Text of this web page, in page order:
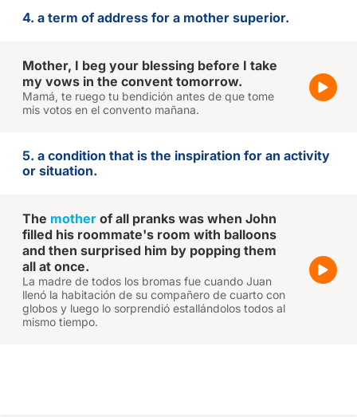
4. a term of address for a mother superior.
Mother, I beg your blessing before I take
my vows in the convent tomorrow.
Mamá, te ruego tu bendición antes de que tome
mis votos en el convento mañana.
5. a condition that is the inspiration for an activity
or situation.
The mother of all pranks was when John
filled his roommate's room with balloons
and then surprised him by popping them
all at once.
La madre de todos los bromas fue cuando Juan
llenó la habitación de su compañero de cuarto con
globos y luego lo sorprendió estallándolos todos al
mismo tiempo.